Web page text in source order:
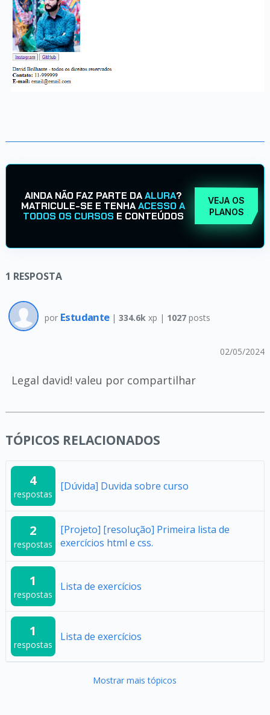
AINDA NÃO FAZ PARTE DAALURA?
MATRICULE-SE E TENHAACESSO A
TODOS OS CURSOS E CONTEÚDOS
VEJA OS
PLANOS
1 RESPOSTA
por Estudante | 334.6kxp | 1027posts
02/05/2024
Legal david! valeu por compartilhar
TÓPICOS RELACIONADOS
4
respostas
[Dúvida] Duvida sobre curso
2
respostas
[Projeto] [resolução] Primeira lista de
exercícios html e css.
1
respostas
Lista de exercícios
1
respostas
Lista de exercícios
Mostrar mais tópicos